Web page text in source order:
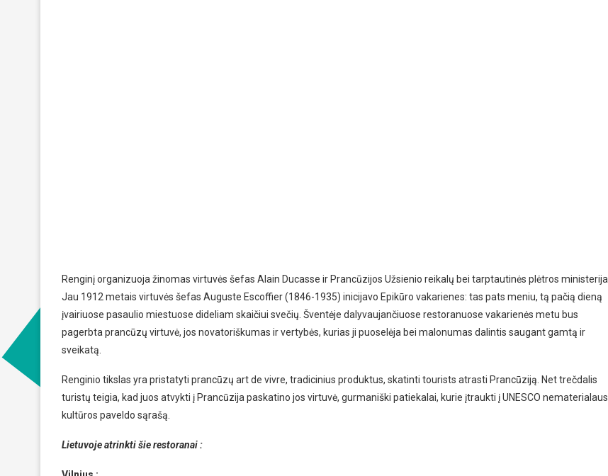
Renginį organizuoja žinomas virtuvės šefas Alain Ducasse ir Prancūzijos Užsienio reikalų bei tarptautinės plėtros ministerija.
Jau 1912 metais virtuvės šefas Auguste Escoffier (1846-1935) inicijavo Epikūro vakarienes: tas pats meniu, tą pačią dieną
įvairiuose pasaulio miestuose dideliam skaičiui svečių. Šventėje dalyvaujančiuose restoranuose vakarienės metu bus
pagerbta prancūzų virtuvė, jos novatoriškumas ir vertybės, kurias ji puoselėja bei malonumas dalintis saugant gamtą ir
sveikatą.
Renginio tikslas yra pristatyti prancūzų art de vivre, tradicinius produktus, skatinti tourists atrasti Prancūziją. Net trečdalis
turistų teigia, kad juos atvykti į Prancūzija paskatino jos virtuvė, gurmaniški patiekalai, kurie įtraukti į UNESCO nematerialaus
kultūros paveldo sąrašą.
Lietuvoje atrinkti šie restoranai :